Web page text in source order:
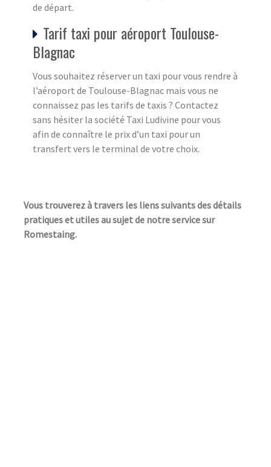
de départ.
Tarif taxi pour aéroport Toulouse-
Blagnac
Vous souhaitez réserver un taxi pour vous rendre à
l’aéroport de Toulouse-Blagnac mais vous ne
connaissez pas les tarifs de taxis ? Contactez
sans hésiter la société Taxi Ludivine pour vous
afin de connaître le prix d’un taxi pour un
transfert vers le terminal de votre choix.
Vous trouverez à travers les liens suivants des détails
pratiques et utiles au sujet de notre service sur
Romestaing.